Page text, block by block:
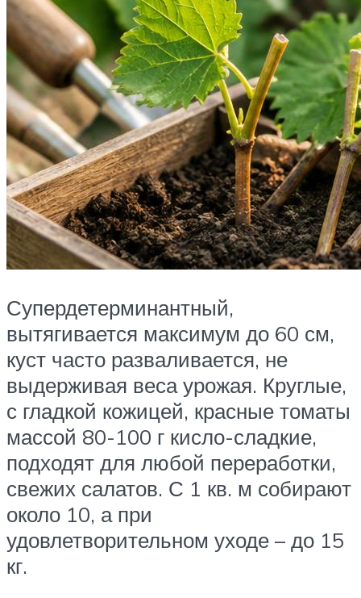
Супердетерминантный,
вытягивается максимум до 60 см,
куст часто разваливается, не
выдерживая веса урожая. Круглые,
с гладкой кожицей, красные томаты
массой 80-100 г кисло-сладкие,
подходят для любой переработки,
свежих салатов. С 1 кв. м собирают
около 10, а при
удовлетворительном уходе – до 15
кг.